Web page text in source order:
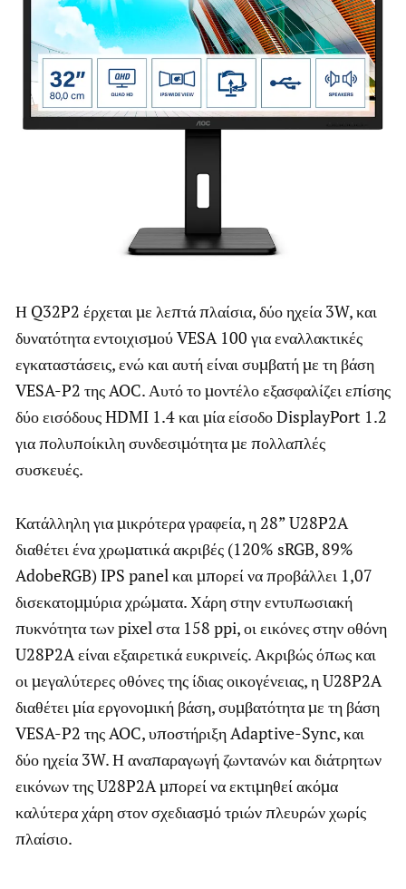
Η Q32P2 έρχεται με λεπτά πλαίσια, δύο ηχεία 3W, και
δυνατότητα εντοιχισμού VESA 100 για εναλλακτικές
εγκαταστάσεις, ενώ και αυτή είναι συμβατή με τη βάση
VESA-P2 της AOC. Αυτό το μοντέλο εξασφαλίζει επίσης
δύο εισόδους HDMI 1.4 και μία είσοδο DisplayPort 1.2
για πολυποίκιλη συνδεσιμότητα με πολλαπλές
συσκευές.
Κατάλληλη για μικρότερα γραφεία, η 28” U28P2A
διαθέτει ένα χρωματικά ακριβές (120% sRGB, 89%
AdobeRGB) IPS panel και μπορεί να προβάλλει 1,07
δισεκατομμύρια χρώματα. Χάρη στην εντυπωσιακή
πυκνότητα των pixel στα 158 ppi, οι εικόνες στην οθόνη
U28P2A είναι εξαιρετικά ευκρινείς. Ακριβώς όπως και
οι μεγαλύτερες οθόνες της ίδιας οικογένειας, η U28P2A
διαθέτει μία εργονομική βάση, συμβατότητα με τη βάση
VESA-P2 της AOC, υποστήριξη Adaptive-Sync, και
δύο ηχεία 3W. Η αναπαραγωγή ζωντανών και διάτρητων
εικόνων της U28P2A μπορεί να εκτιμηθεί ακόμα
καλύτερα χάρη στον σχεδιασμό τριών πλευρών χωρίς
πλαίσιο.